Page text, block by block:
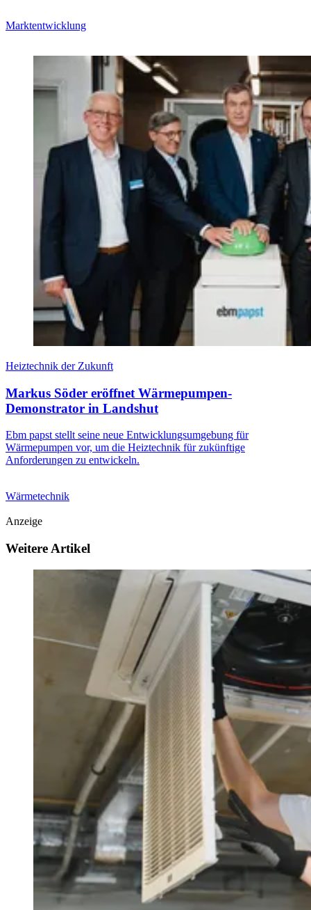
Marktentwicklung
Heiztechnik der Zukunft
Markus Söder eröffnet Wärmepumpen-
Demonstrator in Landshut
Ebm papst stellt seine neue Entwicklungsumgebung für
Wärmepumpen vor, um die Heiztechnik für zukünftige
Anforderungen zu entwickeln.
Wärmetechnik
Anzeige
Weitere Artikel